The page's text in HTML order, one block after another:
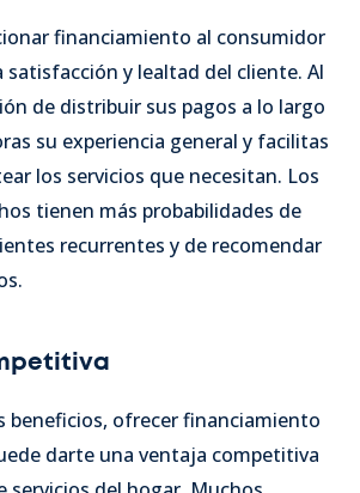
financiamiento al consumidor
satisfacción y lealtad del cliente. Al
de distribuir sus pagos a lo largo
su experiencia general y facilitas
los servicios que necesitan. Los
tienen más probabilidades de
recurrentes y de recomendar
beneficios, ofrecer financiamiento
darte una ventaja competitiva